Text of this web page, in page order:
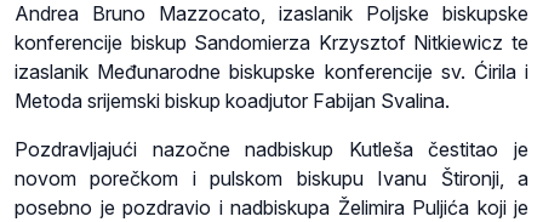
Andrea Bruno Mazzocato, izaslanik Poljske biskupske
konferencije biskup Sandomierza Krzysztof Nitkiewicz te
izaslanik Međunarodne biskupske konferencije sv. Ćirila i
Metoda srijemski biskup koadjutor Fabijan Svalina.
Pozdravljajući nazočne nadbiskup Kutleša čestitao je
novom porečkom i pulskom biskupu Ivanu Štironji, a
posebno je pozdravio i nadbiskupa Želimira Puljića koji je